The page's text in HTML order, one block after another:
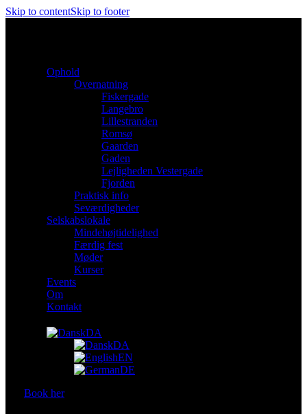
Skip to contentSkip to footer
Ophold
Overnatning
Fiskergade
Langebro
Lillestranden
Romsø
Gaarden
Gaden
Lejligheden Vestergade
Fjorden
Praktisk info
Seværdigheder
Selskabslokale
Mindehøjtidelighed
Færdig fest
Møder
Kurser
Events
Om
Kontakt
DA
DA
EN
DE
Book her